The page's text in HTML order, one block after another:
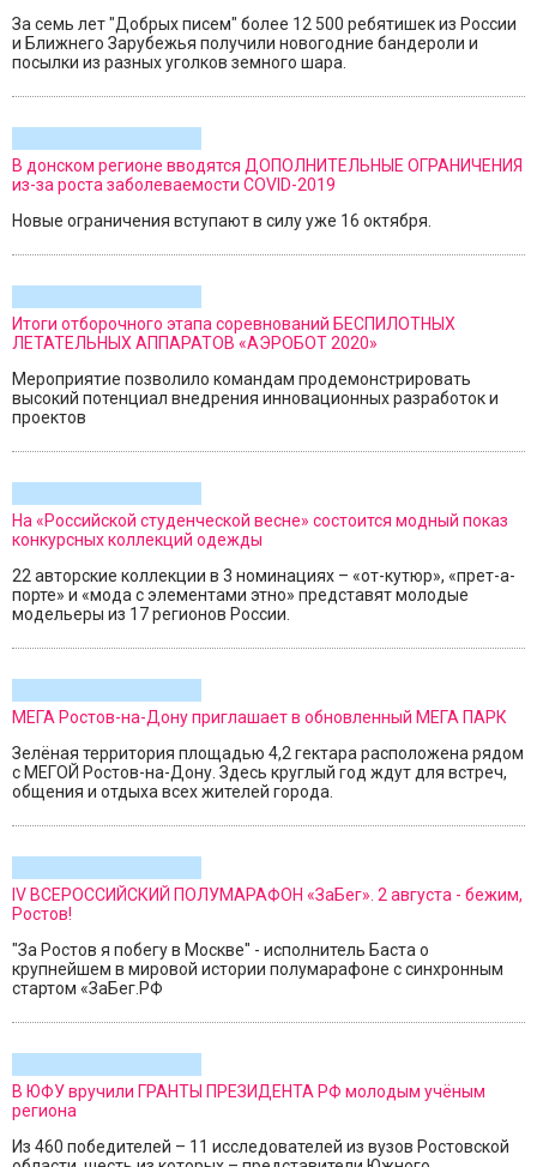
За семь лет "Добрых писем" более 12 500 ребятишек из России
и Ближнего Зарубежья получили новогодние бандероли и
посылки из разных уголков земного шара.
В донском регионе вводятся ДОПОЛНИТЕЛЬНЫЕ ОГРАНИЧЕНИЯ
из-за роста заболеваемости COVID-2019
Новые ограничения вступают в силу уже 16 октября.
Итоги отборочного этапа соревнований БЕСПИЛОТНЫХ
ЛЕТАТЕЛЬНЫХ АППАРАТОВ «АЭРОБОТ 2020»
Мероприятие позволило командам продемонстрировать
высокий потенциал внедрения инновационных разработок и
проектов
На «Российской студенческой весне» состоится модный показ
конкурсных коллекций одежды
22 авторские коллекции в 3 номинациях – «от-кутюр», «прет-а-
порте» и «мода с элементами этно» представят молодые
модельеры из 17 регионов России.
МЕГА Ростов-на-Дону приглашает в обновленный МЕГА ПАРК
Зелёная территория площадью 4,2 гектара расположена рядом
с МЕГОЙ Ростов-на-Дону. Здесь круглый год ждут для встреч,
общения и отдыха всех жителей города.
IV ВСЕРОССИЙСКИЙ ПОЛУМАРАФОН «ЗаБег». 2 августа - бежим,
Ростов!
"За Ростов я побегу в Москве" - исполнитель Баста о
крупнейшем в мировой истории полумарафоне с синхронным
стартом «ЗаБег.РФ
В ЮФУ вручили ГРАНТЫ ПРЕЗИДЕНТА РФ молодым учёным
региона
Из 460 победителей – 11 исследователей из вузов Ростовской